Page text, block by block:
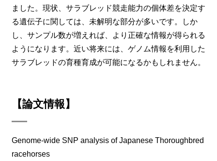
ました。現状、サラブレッド競走能力の個体差を決定す
る遺伝子に関しては、未解明な部分が多いです。しか
し、サンプル数が増えれば、より正確な情報が得られる
ようになります。近い将来には、ゲノム情報を利用した
サラブレッドの育種育成が可能になるかもしれません。
【論文情報】
Genome-wide SNP analysis of Japanese Thoroughbred
racehorses